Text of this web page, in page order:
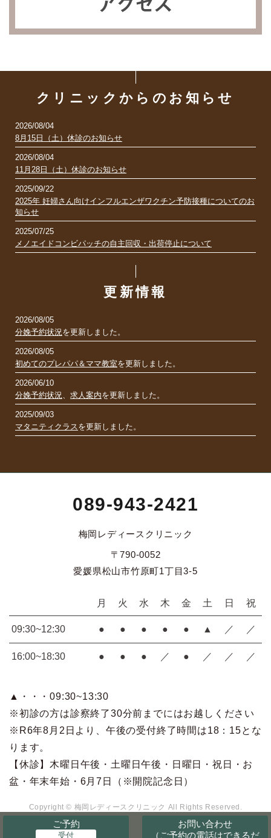
クリニックからのお知らせ
2026/08/04
8月15日（土）休診のお知らせ
2026/08/04
11月28日（土）休診のお知らせ
2025/09/22
2025年 妊婦さん向けインフルエンザワクチン予防接種についてのお
知らせ
2025/07/25
メノエイドコンビパッチの自主回収・出荷停止について
更新情報
2026/08/05
分娩予約状況を更新しました。
2026/08/05
初めてのプレパパ＆ママ教室を更新しました。
2026/06/10
分娩予約状況、 求人案内を更新しました。
2025/09/03
マタニティクラスを更新しました。
ご予約
お問い合わせ
（ご予約の電話はできるだ
089-943-2421
梅岡レディースクリニック
〒790-0052
愛媛県松山市竹原町1丁目3-5
月 火 水 木 金 土 日 祝
09:30~12:30 ● ● ● ● ● ▲ ／ ／
16:00~18:30 ● ● ● ／ ● ／ ／ ／
▲・・・09:30~13:30
※初診の方は診察終了30分前までにはお越しください
※R6年8月2日より、午後の受付終了時間は18：15とな
ります。
【休診】木曜日午後・土曜日午後・日曜日・祝日・お
盆・年末年始・6月7日（※開院記念日）
Copyright © 梅岡レディースクリニック All Rights Reserved.